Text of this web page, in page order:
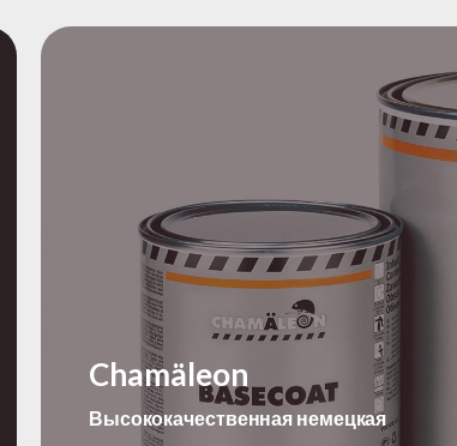
Chamäleon
Высококачественная немецкая